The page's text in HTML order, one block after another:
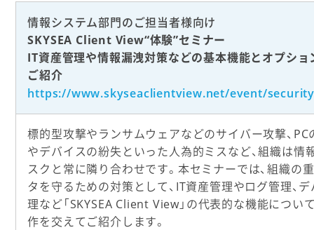
情報システム部門のご担当者様向け
SKYSEA Client View“体験”セミナー
IT資産管理や情報漏洩対策などの基本機能とオプショ
ご紹介
https://www.skyseaclientview.net/event/
標的型攻撃やランサムウェアなどのサイバー攻撃、PC
やデバイスの紛失といった人為的ミスなど、組織は情
スクと常に隣り合わせです。本セミナーでは、組織の
タを守るための対策として、IT資産管理やログ管理、
理など「SKYSEA Client View」の代表的な機能につい
作を交えてご紹介します。